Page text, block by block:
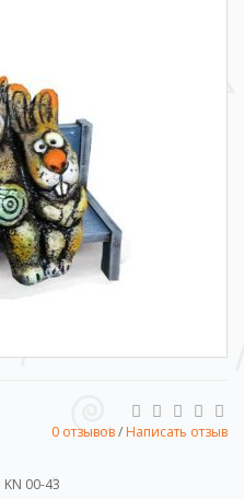
0 отзывов/ Написать отзыв
00-43